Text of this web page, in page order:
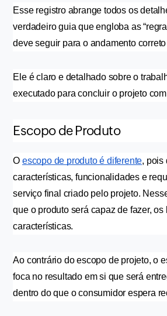
Esse registro abrange todos os
verdadeiro guia que engloba as
deve seguir para o andamento
Ele é claro e detalhado sobre o
executado para concluir o projeto
Escopo de Produto
O escopo de produto é diferente, pois
características, funcionalidades e
serviço final criado pelo projeto.
que o produto será capaz de fazer, os
características.
Ao contrário do escopo de projeto, o
foca no resultado em si que será
dentro do que o consumidor espera